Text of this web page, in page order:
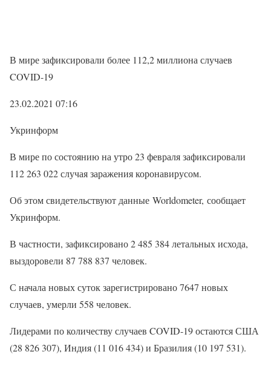
В мире зафиксировали более 112,2 миллиона случаев
COVID-19
23.02.2021 07:16
Укринформ
В мире по состоянию на утро 23 февраля зафиксировали
112 263 022 случая заражения коронавирусом.
Об этом свидетельствуют данные Worldometer, сообщает
Укринформ.
В частности, зафиксировано 2 485 384 летальных исхода,
выздоровели 87 788 837 человек.
С начала новых суток зарегистрировано 7647 новых
случаев, умерли 558 человек.
Лидерами по количеству случаев COVID-19 остаются США
(28 826 307), Индия (11 016 434) и Бразилия (10 197 531).